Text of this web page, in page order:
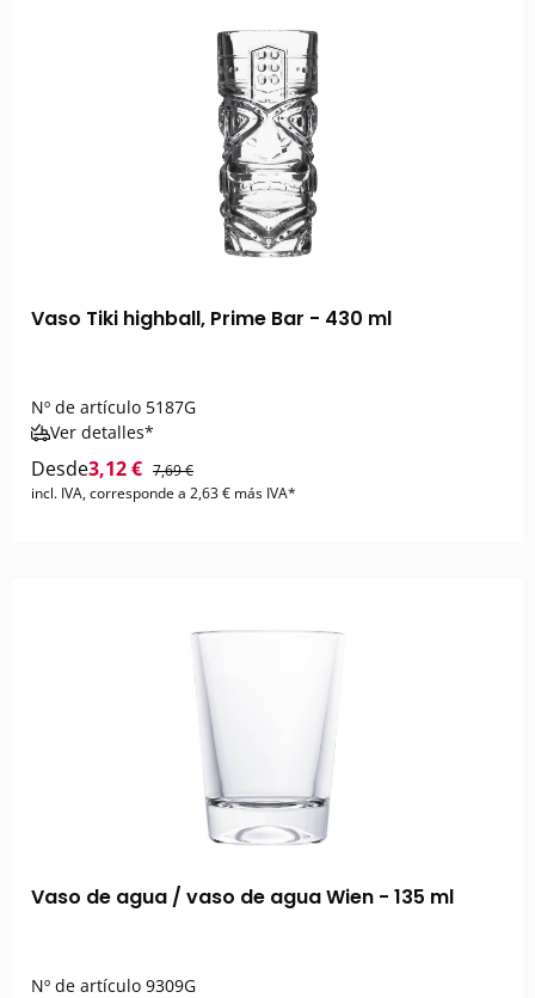
Vaso Tiki highball, Prime Bar - 430 ml
Nº de artículo 5187G
Ver detalles*
Desde3,12 € 7,69 €
incl. IVA, corresponde a 2,63 € más IVA*
Vaso de agua / vaso de agua Wien - 135 ml
Nº de artículo 9309G